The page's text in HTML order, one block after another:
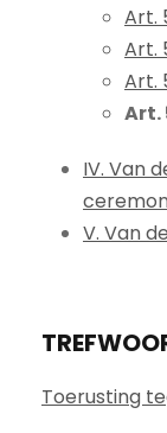
Art.
Art.
Art.
Art.
IV. Van
V. Van
Toerusting